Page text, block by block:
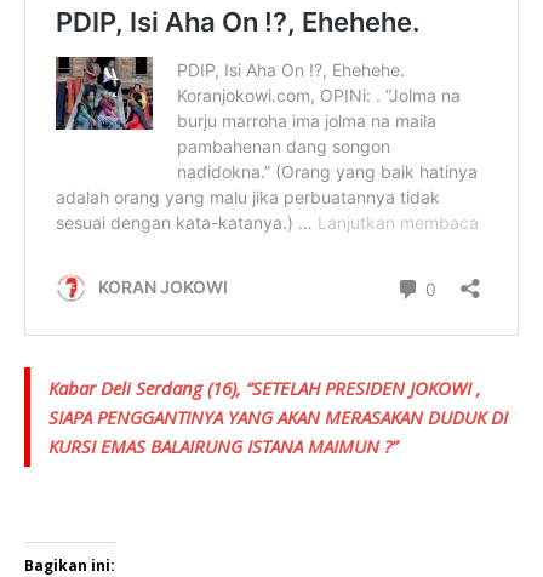
Kabar Deli Serdang (16), “SETELAH PRESIDEN JOKOWI ,
SIAPA PENGGANTINYA YANG AKAN MERASAKAN DUDUK DI
KURSI EMAS BALAIRUNG ISTANA MAIMUN ?”
Bagikan ini: